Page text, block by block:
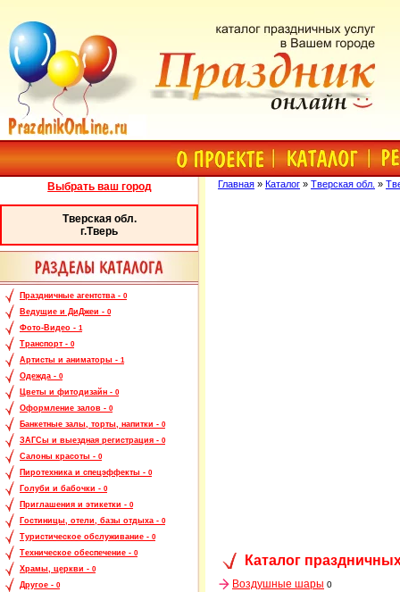
Выбрать ваш город
Тверская обл.
г.Тверь
Праздничные агентства - 0
Ведущие и ДиДжеи - 0
Фото-Видео - 1
Транспорт - 0
Артисты и аниматоры - 1
Одежда - 0
Цветы и фитодизайн - 0
Оформление залов - 0
Банкетные залы, торты, напитки - 0
ЗАГСы и выездная регистрация - 0
Салоны красоты - 0
Пиротехника и спецэффекты - 0
Голуби и бабочки - 0
Приглашения и этикетки - 0
Гостиницы, отели, базы отдыха - 0
Туристическое обслуживание - 0
Техническое обеспечение - 0
Храмы, церкви - 0
Другое - 0
Главная » Каталог » Тверская обл. »
Каталог
Воздушные шары 0